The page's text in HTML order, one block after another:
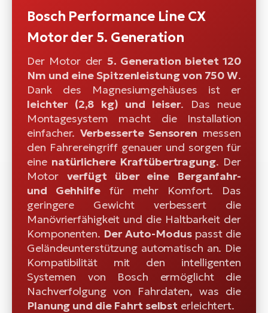
Bosch Performance Line CX
Motor der 5. Generation
Der Motor der 5. Generation bietet 120
Nm und eine Spitzenleistung von 750 W.
Dank des Magnesiumgehäuses ist er
leichter (2,8 kg) und leiser. Das neue
Montagesystem macht die Installation
einfacher. Verbesserte Sensoren messen
den Fahrereingriff genauer und sorgen für
eine natürlichere Kraftübertragung. Der
Motor verfügt über eine Berganfahr-
und Gehhilfefür mehr Komfort. Das
geringere Gewicht verbessert die
Manövrierfähigkeit und die Haltbarkeit der
Komponenten. Der Auto-Moduspasst die
Geländeunterstützung automatisch an. Die
Kompatibilität mit den intelligenten
Systemen von Bosch ermöglicht die
Nachverfolgung von Fahrdaten, was die
Planung und die Fahrt selbst erleichtert.